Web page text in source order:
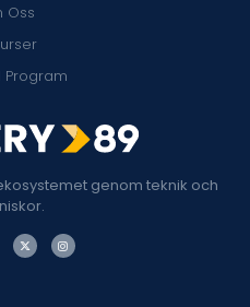
genom teknik och
Oss
Program